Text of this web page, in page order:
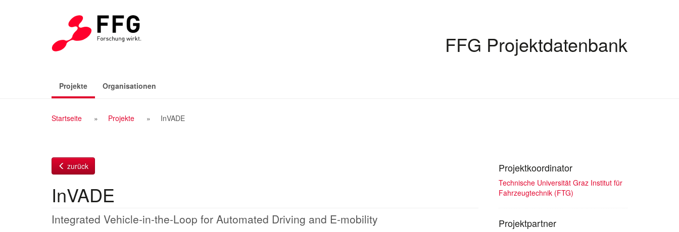
FFG Projektdatenbank
Projekte(aktiv)Organisationen
Breadcrumb
Startseite Projekte InVADE
zurück
InVADE
Integrated Vehicle-in-the-Loop for Automated Driving and E-mobility
Projektkoordinator
Technische Universität Graz Institut für
Fahrzeugtechnik (FTG)
Projektpartner